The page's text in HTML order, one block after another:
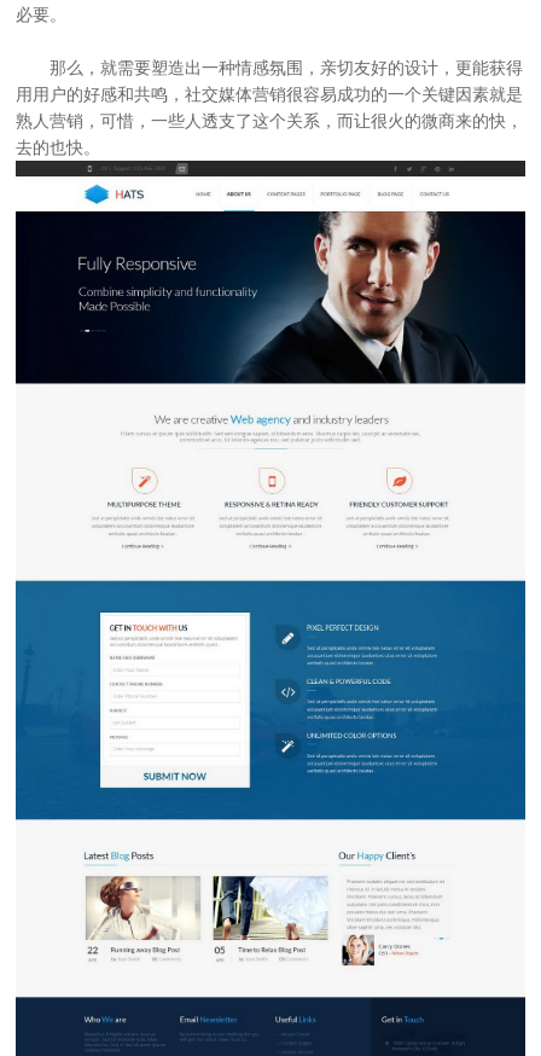
必要。
那么，就需要塑造出一种情感氛围，亲切友好的设计，更能获得
用用户的好感和共鸣，社交媒体营销很容易成功的一个关键因素就是
熟人营销，可惜，一些人透支了这个关系，而让很火的微商来的快，
去的也快。